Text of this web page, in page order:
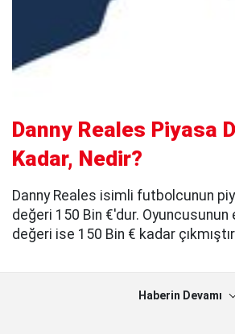
Danny Reales Piyasa
Kadar, Nedir?
Danny Reales isimli futbolcunun
değeri 150 Bin €'dur. Oyuncusunun
değeri ise 150 Bin € kadar
Haberin Devamı